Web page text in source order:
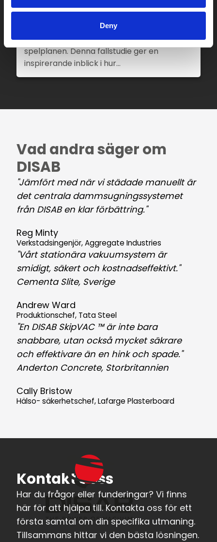
Deny
med DISAB SkipVAC™
När det gäller operativ excellens och
miljöansvar kan rätt utrustning omdefiniera
spelplanen. Denna fallstudie ger en
inspirerande inblick i hur…
Vad andra säger om
DISAB
"Jämfört med när vi städade manuellt är
det centrala dammsugningssystemet
från DISAB en klar förbättring."
Reg Minty
Verkstadsingenjör, Aggregate Industries
"Vårt stationära vakuumsystem är
smidigt, säkert och kostnadseffektivt."
Cementa Slite, Sverige
Andrew Ward
Produktionschef, Tata Steel
"En DISAB SkipVAC ™ är inte bara
snabbare, utan också mycket säkrare
och effektivare än en hink och spade."
Anderton Concrete, Storbritannien
Cally Bristow
Hälso- säkerhetschef, Lafarge Plasterboard
Kontakta oss
Har du frågor eller funderingar? Vi finns
här för att hjälpa till. Kontakta oss för ett
första samtal om din specifika utmaning.
Tillsammans hittar vi den bästa lösningen.